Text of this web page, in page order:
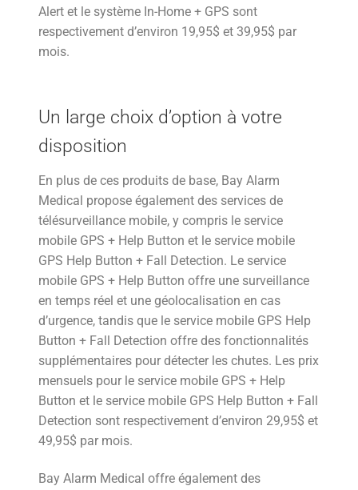
Alert et le système In-Home + GPS sont
respectivement d’environ 19,95$ et 39,95$ par
mois.
Un large choix d’option à votre
disposition
En plus de ces produits de base, Bay Alarm
Medical propose également des services de
télésurveillance mobile, y compris le service
mobile GPS + Help Button et le service mobile
GPS Help Button + Fall Detection. Le service
mobile GPS + Help Button offre une surveillance
en temps réel et une géolocalisation en cas
d’urgence, tandis que le service mobile GPS Help
Button + Fall Detection offre des fonctionnalités
supplémentaires pour détecter les chutes. Les prix
mensuels pour le service mobile GPS + Help
Button et le service mobile GPS Help Button + Fall
Detection sont respectivement d’environ 29,95$ et
49,95$ par mois.
Bay Alarm Medical offre également des